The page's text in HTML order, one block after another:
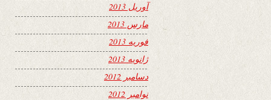
آوریل 2013
مارس 2013
فوریه 2013
ژانویه 2013
دسامبر 2012
نوامبر 2012